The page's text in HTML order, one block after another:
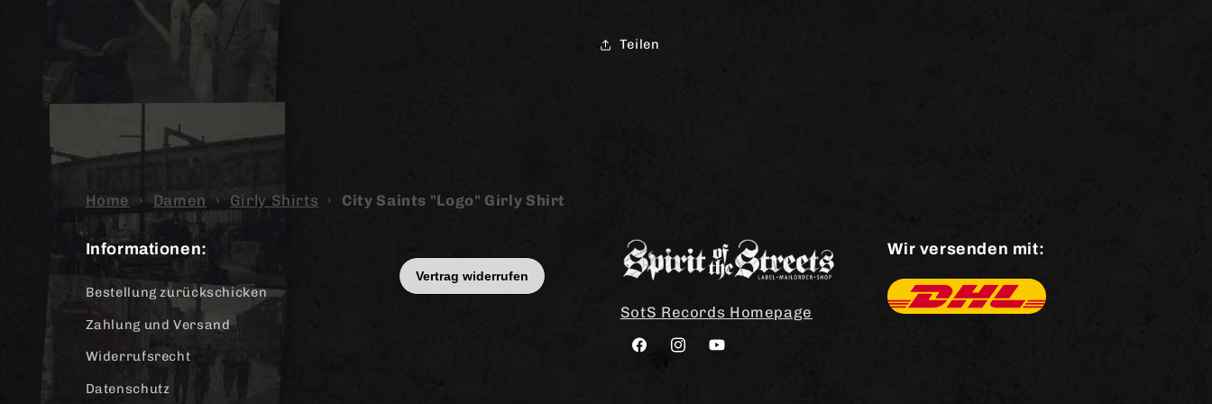
Teilen
Home › Damen › Girly Shirts › City Saints "Logo" Girly Shirt
Informationen:
Bestellung zurückschicken
Zahlung und Versand
Widerrufsrecht
Datenschutz
SotS Records Homepage
FacebookInstagramYouTube
Wir versenden mit: